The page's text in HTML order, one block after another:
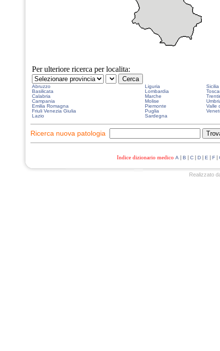
Per ulteriore ricerca per localita:
Abruzzo Liguria
Sicilia
Basilicata
Lombardia
Calabria
Marche
Campania
Molise
Emilia Romagna
Piemonte
Valle
Friuli Venezia Giulia
Puglia
Lazio
Sardegna
Ricerca nuova patologia
Indice dizionario medico A | B | C | D | E | F |
Realizzato